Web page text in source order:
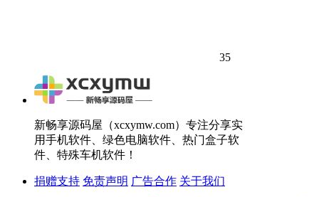
35
新畅享源码屋（xcxymw.com）专注分享实
用手机软件、绿色电脑软件、热门盒子软
件、特殊车机软件！
捐赠支持 免责声明 广告合作 关于我们